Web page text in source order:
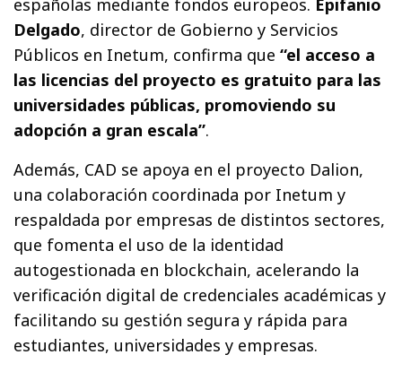
españolas mediante fondos europeos. Epifanio
Delgado, director de Gobierno y Servicios
Públicos en Inetum, confirma que“el acceso a
las licencias del proyecto es gratuito para las
universidades públicas, promoviendo su
adopción a gran escala”.
Además, CAD se apoya en el proyecto Dalion,
una colaboración coordinada por Inetum y
respaldada por empresas de distintos sectores,
que fomenta el uso de la identidad
autogestionada en blockchain, acelerando la
verificación digital de credenciales académicas y
facilitando su gestión segura y rápida para
estudiantes, universidades y empresas.